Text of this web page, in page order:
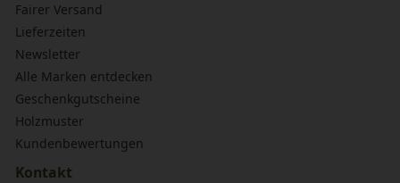
Fairer Versand
Lieferzeiten
Newsletter
Alle Marken entdecken
Geschenkgutscheine
Holzmuster
Kundenbewertungen
Kontakt